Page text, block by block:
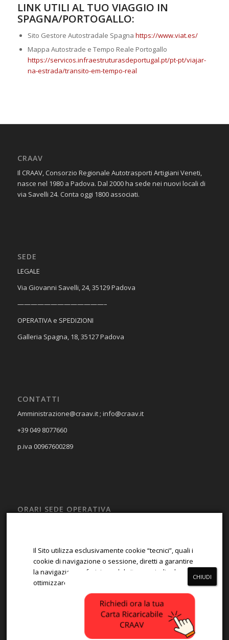
LINK UTILI AL TUO VIAGGIO IN
SPAGNA/PORTOGALLO:
Sito Gestore Autostradale Spagna https://www.viat.es/
Mappa Autostrade e Tempo Reale Portogallo
https://servicos.infraestruturasdeportugal.pt/pt-pt/viajar-
na-estrada/transito-em-tempo-real
CRAAV
Il CRAAV, Consorzio Regionale Autotrasporti Artigiani Veneti,
nasce nel 1980 a Padova. Dal 2000 ha sede nei nuovi locali di
via Savelli 24. Conta oggi 1800 associati.
SEDE
​LEGALE
Via Giovanni Savelli, 24, 35129 Padova
—————————————–
OPERATIVA e SPEDIZIONI
Galleria Spagna, 18, 35127 Padova
CONTATTI
Amministrazione@craav.it ; info@craav.it
+39 049 8077660
p.iva 00967600289
ORARI SEDE OPERATIVA
SAB – DOM
Chiuso
Il Sito utilizza esclusivamente cookie “tecnici”, quali i
cookie di navigazione o sessione, diretti a garantire
la navigazione e fruizione del sito, e quindi ad
ottimizzare la navigazione.
ACCETTA